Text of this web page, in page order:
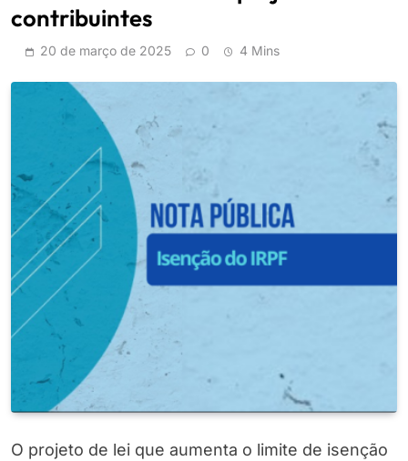
contribuintes
20 de março de 2025 0 4 Mins
O projeto de lei que aumenta o limite de isenção